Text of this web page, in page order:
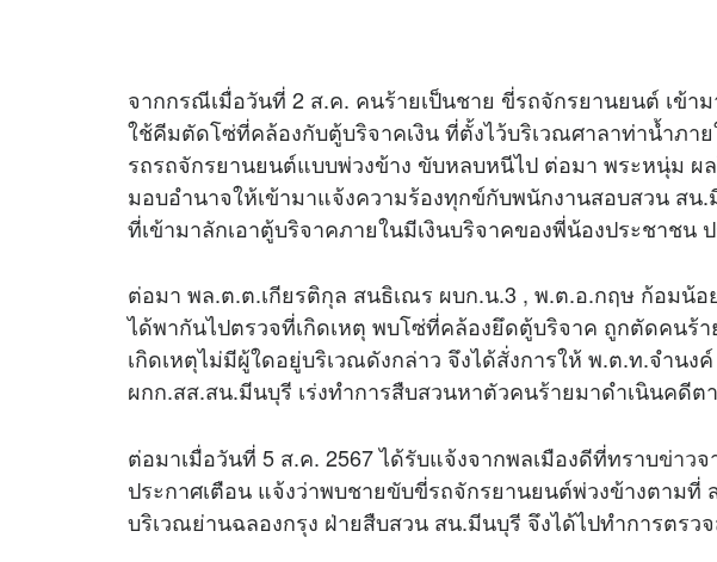
จากกรณีเมื่อวันที่ 2 ส.ค. คนร้ายเป็นชาย ขี่รถจักรยานยนต์ เข้า
ใช้คีมตัดโซ่ที่คล้องกับตู้บริจาคเงิน ที่ตั้งไว้บริเวณศาลาท่าน้ำภา
รถรถจักรยานยนต์แบบพ่วงข้าง ขับหลบหนีไป ต่อมา พระหนุ่ม ผ
มอบอำนาจให้เข้ามาแจ้งความร้องทุกข์กับพนักงานสอบสวน สน
ที่เข้ามาลักเอาตู้บริจาคภายในมีเงินบริจาคของพี่น้องประชาชน
ต่อมา พล.ต.ต.เกียรติกุล สนธิเณร ผบก.น.3 , พ.ต.อ.กฤษ ก้อมน้อ
ได้พากันไปตรวจที่เกิดเหตุ พบโซ่ที่คล้องยึดตู้บริจาค ถูกตัดคนร้
เกิดเหตุไม่มีผู้ใดอยู่บริเวณดังกล่าว จึงได้สั่งการให้ พ.ต.ท.จำนง
ผกก.สส.สน.มีนบุรี เร่งทำการสืบสวนหาตัวคนร้ายมาดำเนินคดีต
ต่อมาเมื่อวันที่ 5 ส.ค. 2567 ได้รับแจ้งจากพลเมืองดีที่ทราบข่าวจ
ประกาศเตือน แจ้งว่าพบชายขับขี่รถจักรยานยนต์พ่วงข้างตามที่
บริเวณย่านฉลองกรุง ฝ่ายสืบสวน สน.มีนบุรี จึงได้ไปทำการตรว